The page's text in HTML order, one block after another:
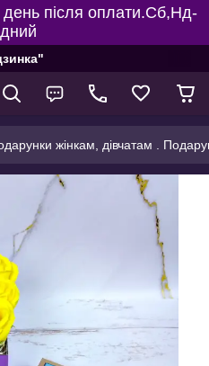
день після оплати.Сб,Нд-
жінкам, дівчатам .